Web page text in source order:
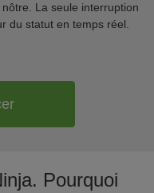
La seule interruption
du statut en temps réel.
Pourquoi